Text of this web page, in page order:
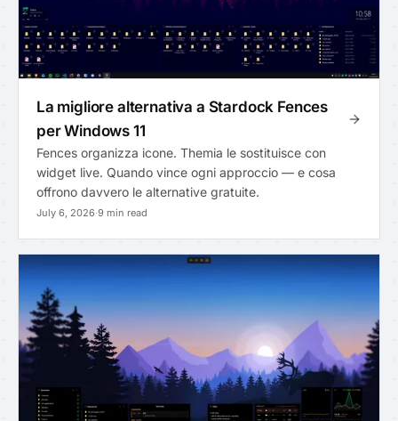
La migliore alternativa a Stardock Fences
per Windows 11
Fences organizza icone. Themia le sostituisce con
widget live. Quando vince ogni approccio — e cosa
offrono davvero le alternative gratuite.
July 6, 2026·9 min read